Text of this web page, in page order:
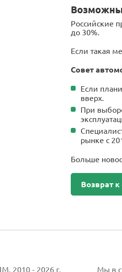
Российские
до 30%.
Если такая
Совет
Если
вверх.
При
рынке с
Больше
Возврат к
2010 - 2026 г. Мы в